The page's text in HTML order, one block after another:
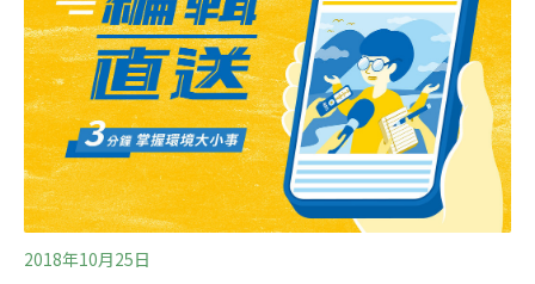
偷偷販售，那麼會依市價650元的5倍來做一個處分，也就
是將近處分金額會達1800萬。」
2018年10月25日